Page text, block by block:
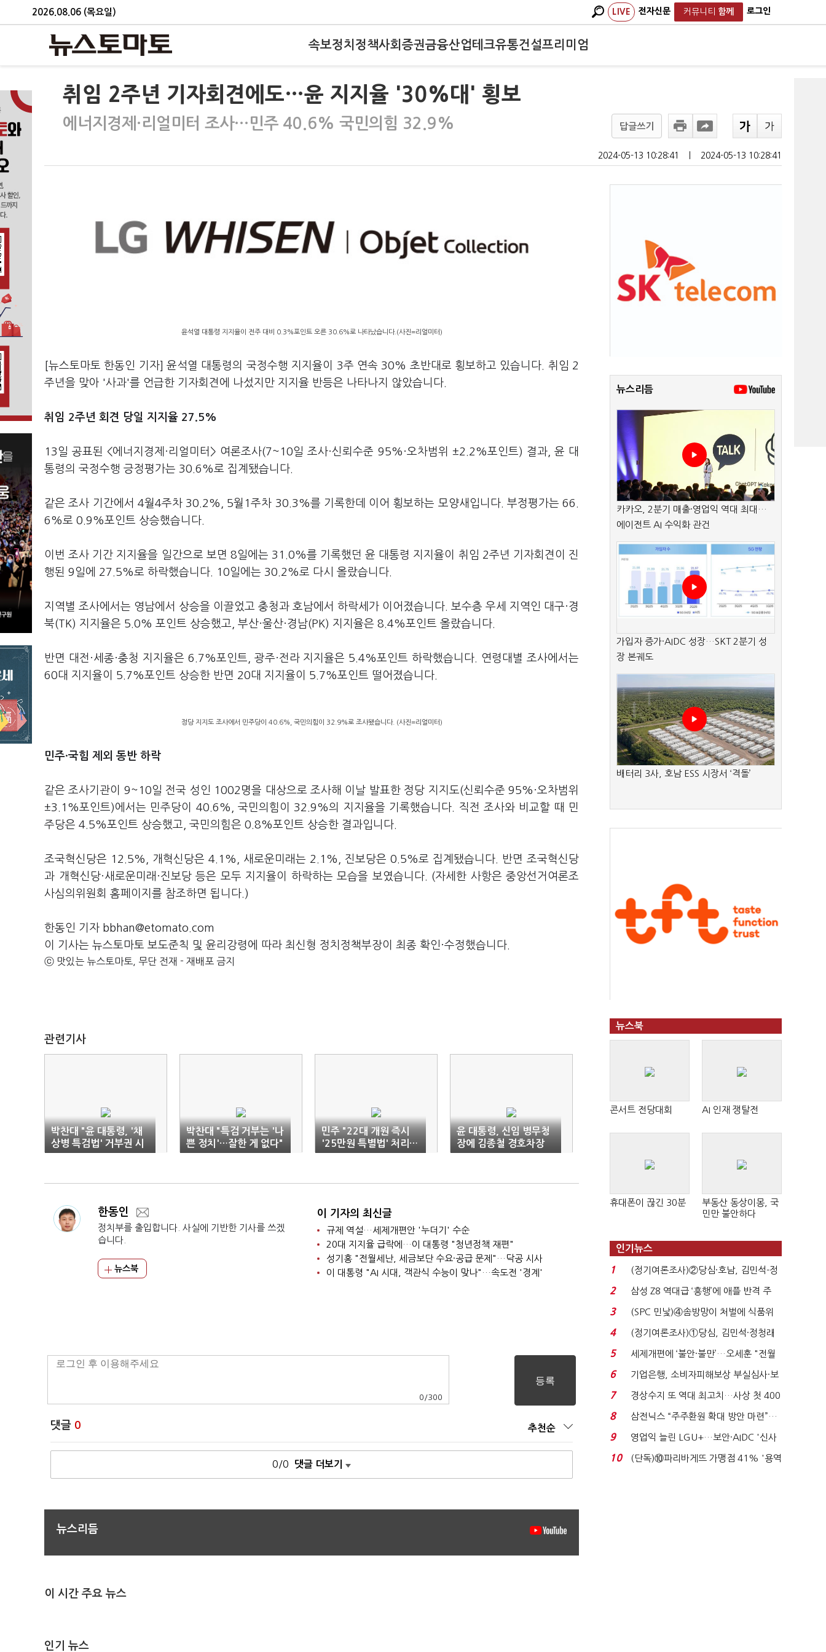
2026.08.06 (목요일) LIVE 전자신문 커뮤니티 함께 로그인
속보정치 정책사회 증권금융산업테크유통건설프리미엄
취임 2주년 기자회견에도…윤 지지율 '30%대' 횡보
에너지경제·리얼미터 조사…민주 40.6% 국민의힘 32.9% 답글쓰기
2024-05-13 10:28:41 2024-05-13 10:28:41
윤석열 대통령 지지율이 전주 대비 0.3%포인트 오른 30.6%로 나타났습니다.(사진=리얼미터)
[뉴스토마토 한동인 기자] 윤석열 대통령의 국정수행 지지율이 3주 연속 30% 초반대로 횡보하고 있습니다. 취임 2
주년을 맞아 '사과'를 언급한 기자회견에 나섰지만 지지율 반등은 나타나지 않았습니다.
취임 2주년 회견 당일 지지율 27.5%
13일 공표된 <에너지경제·리얼미터> 여론조사(7~10일 조사·신뢰수준 95%·오차범위 ±2.2%포인트) 결과, 윤 대
통령의 국정수행 긍정평가는 30.6%로 집계됐습니다.
같은 조사 기간에서 4월4주차 30.2%, 5월1주차 30.3%를 기록한데 이어 횡보하는 모양새입니다. 부정평가는 66.
6%로 0.9%포인트 상승했습니다.
이번 조사 기간 지지율을 일간으로 보면 8일에는 31.0%를 기록했던 윤 대통령 지지율이 취임 2주년 기자회견이 진
행된 9일에 27.5%로 하락했습니다. 10일에는 30.2%로 다시 올랐습니다.
지역별 조사에서는 영남에서 상승을 이끌었고 충청과 호남에서 하락세가 이어졌습니다. 보수층 우세 지역인 대구·경
북(TK) 지지율은 5.0% 포인트 상승했고, 부산·울산·경남(PK) 지지율은 8.4%포인트 올랐습니다.
반면 대전·세종·충청 지지율은 6.7%포인트, 광주·전라 지지율은 5.4%포인트 하락했습니다. 연령대별 조사에서는
60대 지지율이 5.7%포인트 상승한 반면 20대 지지율이 5.7%포인트 떨어졌습니다.
정당 지지도 조사에서 민주당이 40.6%, 국민의힘이 32.9%로 조사됐습니다. (사진=리얼미터)
민주·국힘 제외 동반 하락
같은 조사기관이 9~10일 전국 성인 1002명을 대상으로 조사해 이날 발표한 정당 지지도(신뢰수준 95%·오차범위
±3.1%포인트)에서는 민주당이 40.6%, 국민의힘이 32.9%의 지지율을 기록했습니다. 직전 조사와 비교할 때 민
주당은 4.5%포인트 상승했고, 국민의힘은 0.8%포인트 상승한 결과입니다.
조국혁신당은 12.5%, 개혁신당은 4.1%, 새로운미래는 2.1%, 진보당은 0.5%로 집계됐습니다. 반면 조국혁신당
과 개혁신당·새로운미래·진보당 등은 모두 지지율이 하락하는 모습을 보였습니다. (자세한 사항은 중앙선거여론조
사심의위원회 홈페이지를 참조하면 됩니다.)
한동인 기자 bbhan@etomato.com
이 기사는 뉴스토마토 보도준칙 및 윤리강령에 따라 최신형 정치정책부장이 최종 확인·수정했습니다.
ⓒ 맛있는 뉴스토마토, 무단 전재 - 재배포 금지
관련기사
박찬대 "윤 대통령, '채
상병 특검법' 거부권 시
모든 책임 본인에게"
박찬대 "특검 거부는 '나
쁜 정치'…잘한 게 없다"
민주 "22대 개원 즉시
'25만원 특별법' 처리…
금투세 내년 시행"
윤 대통령, 신임 병무청
장에 김종철 경호차장
임명
한동인
정치부를 출입합니다. 사실에 기반한 기사를 쓰겠
습니다.
뉴스북
이 기자의 최신글
규제 역설…세제개편안 '누더기' 수순
20대 지지율 급락에…이 대통령 "청년정책 재편"
성기홍 "전월세난, 세금보단 수요·공급 문제"…닥공 시사
이 대통령 "AI 시대, 객관식 수능이 맞나"…속도전 '경계'
0 /300
댓글 0 추천순
0/0 댓글 더보기
뉴스리듬
이 시간 주요 뉴스
인기 뉴스
뉴스리듬
카카오, 2분기 매출·영업익 역대 최대…
에이전트 AI 수익화 관건
가입자 증가·AIDC 성장…SKT 2분기 성
장 본궤도
배터리 3사, 호남 ESS 시장서 ‘격돌’
뉴스북
콘서트 전당대회 AI 인재 쟁탈전
휴대폰이 끊긴 30분
부동산 동상이몽, 국
민만 불안하다
인기뉴스
1
(정기여론조사)②당심·호남, 김민석-정
청래 '초접전'...
2
삼성 Z8 역대급 ‘흥행’에 애플 반격 주
목…9월 ‘폴...
3
(SPC 민낯)④솜방망이 처벌에 식품위
생법 위반 반복...
4
(정기여론조사)①당심, 김민석·정청래
'초접전'…대통령 ...
5
세제개편에 ‘불안·불만’…오세훈 "전월
세 구하기 더 ...
6
기업은행, 소비자피해보상 부실심사·보
이스피싱 공시 ...
7
경상수지 또 역대 최고치…사상 첫 400
억달러에 '3% 성...
8
삼전닉스 “주주환원 확대 방안 마련”…
로이터에 성명...
9
영업익 늘린 LGU+…보안·AIDC '신사
업 드라이브'...
10
(단독)⑩파리바게뜨 가맹점 41% '용역